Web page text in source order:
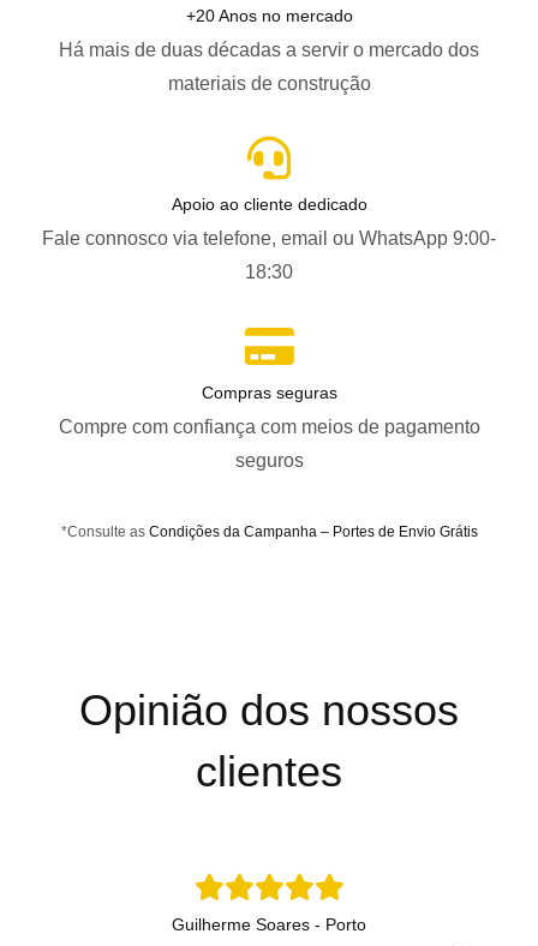
+20 Anos no mercado
Há mais de duas décadas a servir o mercado dos
materiais de construção
Apoio ao cliente dedicado
Fale connosco via telefone, email ou WhatsApp 9:00-
18:30
Compras seguras
Compre com confiança com meios de pagamento
seguros
*Consulte as Condições da Campanha – Portes de Envio Grátis
Opinião dos nossos
clientes
Guilherme Soares - Porto